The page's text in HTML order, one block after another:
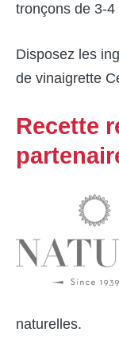
tronçons de 3-4
Disposez les
de vinaigrette
Recette
naturelles.